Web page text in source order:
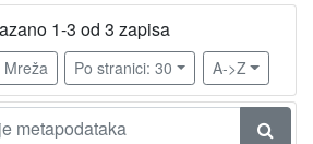
1-3 od 3 zapisa
Mreža Po stranici: 30 A->Z